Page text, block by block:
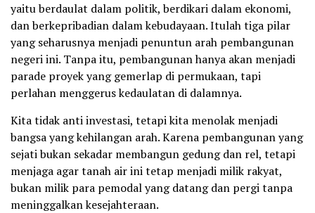
yaitu berdaulat dalam politik, berdikari dalam ekonomi,
dan berkepribadian dalam kebudayaan. Itulah tiga pilar
yang seharusnya menjadi penuntun arah pembangunan
negeri ini. Tanpa itu, pembangunan hanya akan menjadi
parade proyek yang gemerlap di permukaan, tapi
perlahan menggerus kedaulatan di dalamnya.
Kita tidak anti investasi, tetapi kita menolak menjadi
bangsa yang kehilangan arah. Karena pembangunan yang
sejati bukan sekadar membangun gedung dan rel, tetapi
menjaga agar tanah air ini tetap menjadi milik rakyat,
bukan milik para pemodal yang datang dan pergi tanpa
meninggalkan kesejahteraan.